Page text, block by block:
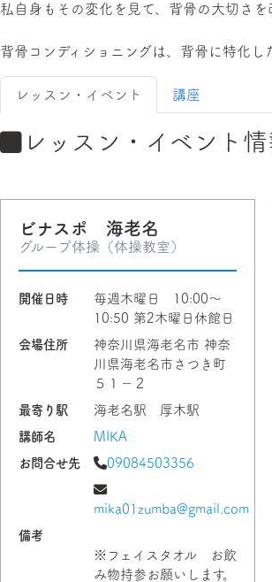
私自身もその変化を見て、背骨の大切さを
背骨コンディショニングは、背骨に特化し
レッスン・イベント 講座
レッスン・イベント情
ビナスポ 海老名
グループ体操（体操教室）
開催日時
毎週木曜日 10:00〜
10:50 第2木曜日休館日
会場住所
神奈川県海老名市 神奈
川県海老名市さつき町
５１−２
最寄り駅
海老名駅 厚木駅
講師名
MIKA
お問合せ先
09084503356
mika01zumba@gmail.com
備考
※フェイスタオル お飲
み物持参お願いします。